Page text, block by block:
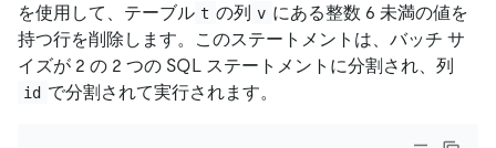
を使用して、テーブル t の列 v にある整数 6 未満の値を
持つ行を削除します。このステートメントは、バッチ サ
イズが 2 の 2 つの SQL ステートメントに分割され、列
id で分割されて実行されます。